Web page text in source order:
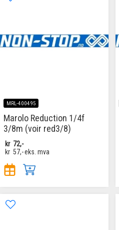
MRL-400495
Marolo Reduction 1/4f
3/8m (voir red3/8)
kr 72,-
kr 57,-eks. mva